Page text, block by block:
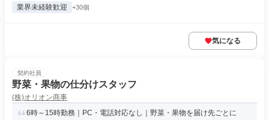
業界未経験歓迎 +30個
気になる
契約社員
野菜・果物の仕分けスタッフ
(株)オリオン商事
6時～15時勤務｜PC・電話対応なし｜野菜・果物を届け先ごとに